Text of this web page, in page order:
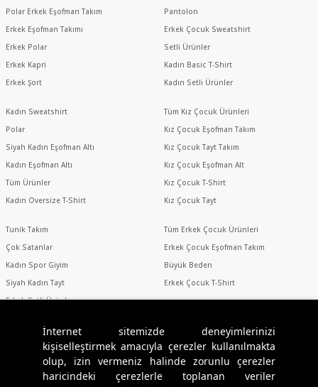
İnternet sitemizde deneyimlerinizi
kişiselleştirmek amacıyla çerezler kullanılmakta
olup, izin vermeniz halinde zorunlu çerezler
haricindeki çerezlerle toplanan veriler
Sosyal Medya
Polar Erkek Eşofman Takım
Erkek Eşofman Takımı
Erkek Polar
Erkek Kapri
Erkek Şort
Kadın Sweatshirt
Polar
Siyah Kadın Eşofman Altı
Kadın Eşofman Altı
Tüm Ürünler
Kadın Oversize T-Shirt
Tunik Takım
Çok Satanlar
Kadın Spor Giyim
Siyah Kadın Tayt
Erkek Setli Ürünler
Pantolon
Erkek Çocuk Sweatshirt
Setli Ürünler
Kadın Basic T-Shirt
Kadın Setli Ürünler
Tüm Kız Çocuk Ürünleri
Kız Çocuk Eşofman Takım
Kız Çocuk Tayt Takım
Kız Çocuk Eşofman Alt
Kız Çocuk T-Shirt
Kız Çocuk Tayt
Tüm Erkek Çocuk Ürünleri
Erkek Çocuk Eşofman Takım
Büyük Beden
Erkek Çocuk T-Shirt